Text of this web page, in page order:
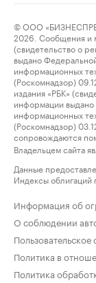
© ООО
2026. Сообщения и
(свидетельство о
выдано
информационных
(Роскомнадзор)
издания «РБК»
информации
информационных
(Роскомнадзор)
сопровождаются
Владельцем сайта
Данные
Индексы облигаций
Информация об
О соблюдении
Политика в
Политика